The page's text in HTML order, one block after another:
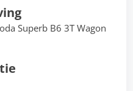
Superb B6 3T Wagon